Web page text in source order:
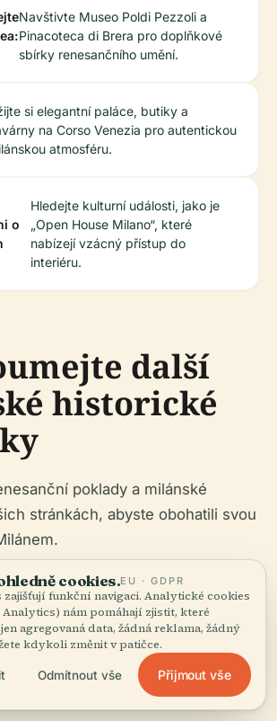
Navštivte Museo Poldi Pezzoli a
Pinacoteca di Brera pro doplňkové
sbírky renesančního umění.
si elegantní paláce, butiky a
na Corso Venezia pro autentickou
atmosféru.
o
Hledejte kulturní události, jako je
„Open House Milano“, které
nabízejí vzácný přístup do
interiéru.
další
historické
poklady a milánské
stránkách, abyste obohatili svou
ještě dnes a ponořte se do
a renesanční krásy Casa
Pro aktualizace a rezervace
cookies.EU · GDPR
funkční navigaci. Analytické cookies
Analytics) nám pomáhají zjistit, které
agregovaná data, žádná reklama, žádný
kdykoli změnit v patičce.
Odmítnout vše Přijmout vše